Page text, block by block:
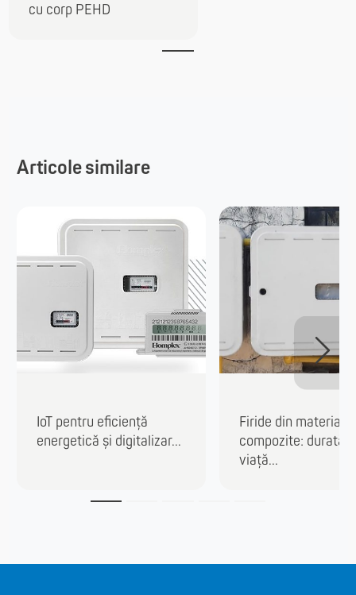
cu corp PEHD
Articole similare
IoT pentru eficiență
energetică și digitalizar...
Firide din materiale
compozite: durată
viață...